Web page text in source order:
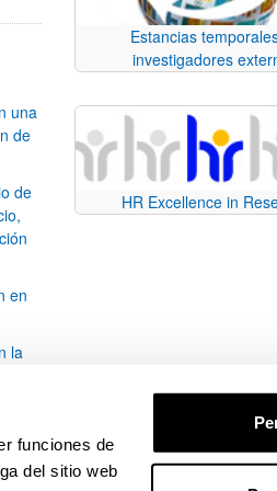
funciones de
del sitio web
una
de
de
en
la
Estancias
investigadores
HR Excellence in